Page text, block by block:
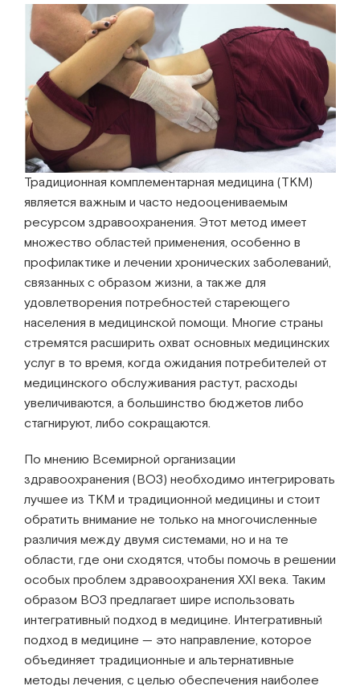
Традиционная комплементарная медицина (ТКМ)
является важным и часто недооцениваемым
ресурсом здравоохранения. Этот метод имеет
множество областей применения, особенно в
профилактике и лечении хронических заболеваний,
связанных с образом жизни, а также для
удовлетворения потребностей стареющего
населения в медицинской помощи. Многие страны
стремятся расширить охват основных медицинских
услуг в то время, когда ожидания потребителей от
медицинского обслуживания растут, расходы
увеличиваются, а большинство бюджетов либо
стагнируют, либо сокращаются.
По мнению Всемирной организации
здравоохранения (ВОЗ) необходимо интегрировать
лучшее из ТКМ и традиционной медицины и стоит
обратить внимание не только на многочисленные
различия между двумя системами, но и на те
области, где они сходятся, чтобы помочь в решении
особых проблем здравоохранения XXI века. Таким
образом ВОЗ предлагает шире использовать
интегративный подход в медицине. Интегративный
подход в медицине — это направление, которое
объединяет традиционные и альтернативные
методы лечения, с целью обеспечения наиболее
Институт Апледжера
Институт Барраля
FAQ
Прикладная кинезиология
Кинезиотейпинг
Психология, психотерапия
Массаж
Реабилитация
Эстетическая медицина
Остеопатические манипуляции по